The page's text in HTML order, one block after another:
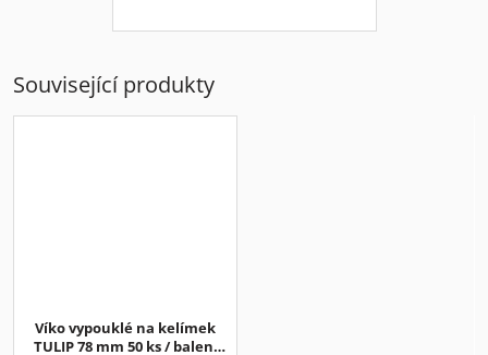
Související produkty
Víko vypouklé na kelímek
TULIP 78 mm 50 ks / balení